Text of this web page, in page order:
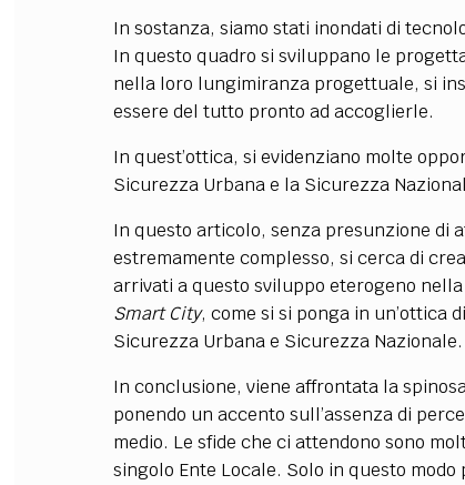
In sostanza, siamo stati inondati di
In questo quadro si sviluppano le
nella loro lungimiranza progettuale, si
essere del tutto pronto ad accoglierle.
In quest’ottica, si evidenziano molte
Sicurezza Urbana e la Sicurezza
In questo articolo, senza presunzione di
estremamente complesso, si cerca di
arrivati a questo sviluppo eterogeno
Smart City, come si si ponga in un’ottica
Sicurezza Urbana e Sicurezza Nazionale.
In conclusione, viene affrontata la
ponendo un accento sull’assenza di
medio. Le sfide che ci attendono sono
singolo Ente Locale. Solo in questo